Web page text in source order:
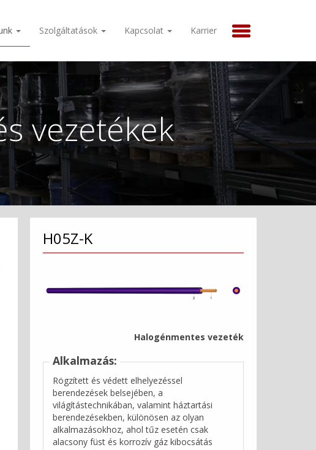
Szolgáltatások Kapcsolat Karrier
vezetékek
H05Z-K
Halogénmentes vezeték
Alkalmazás:
Rögzített és védett elhelyezéssel
berendezések belsejében, a
világítástechnikában, valamint háztartási
berendezésekben, különösen az olyan
alkalmazásokhoz, ahol tűz esetén csak
alacsony füst és korrozív gáz kibocsátás